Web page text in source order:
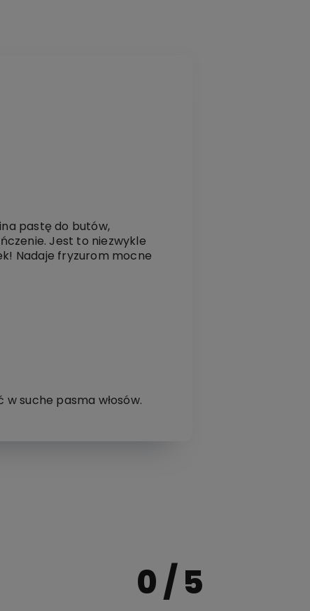
pastę do butów,
Jest to niezwykle
Nadaje fryzurom mocne
suche pasma włosów.
0/ 5